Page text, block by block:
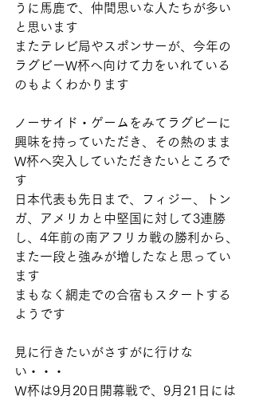
うに馬鹿で、仲間思いな人たちが多い
と思います
またテレビ局やスポンサーが、今年の
ラグビーW杯へ向けて力をいれている
のもよくわかります
ノーサイド・ゲームをみてラグビーに
興味を持っていただき、その熱のまま
W杯へ突入していただきたいところで
す
日本代表も先日まで、フィジー、トン
ガ、アメリカと中堅国に対して3連勝
し、4年前の南アフリカ戦の勝利から、
また一段と強みが増したなと思ってい
ます
まもなく網走での合宿もスタートする
ようです
見に行きたいがさすがに行けな
い・・・
Ｗ杯は9月20日開幕戦で、9月21日には